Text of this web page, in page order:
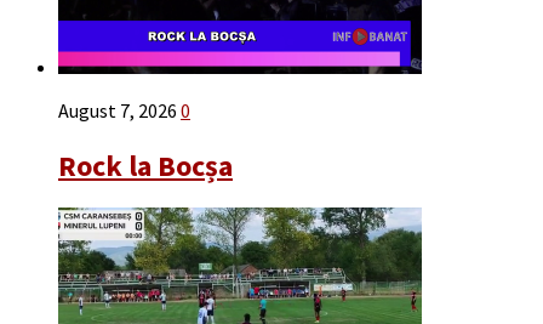
August 7, 2026 0
Rock la Bocșa